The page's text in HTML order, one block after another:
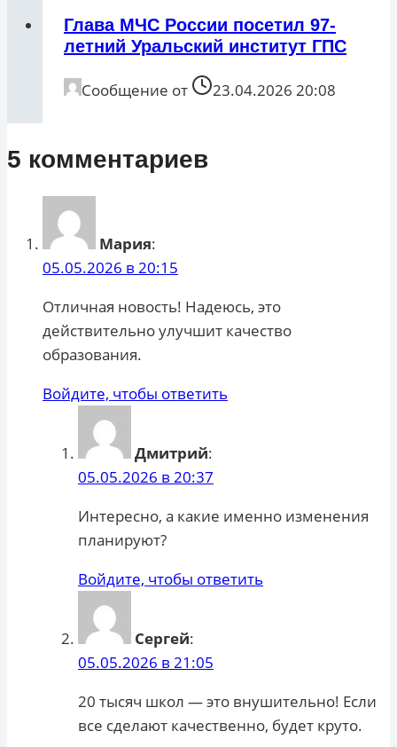
Глава МЧС России посетил 97-
летний Уральский институт ГПС
Сообщение от 23.04.2026 20:08
5 комментариев
Мария:
05.05.2026 в 20:15
Отличная новость! Надеюсь, это
действительно улучшит качество
образования.
Войдите, чтобы ответить
Дмитрий:
05.05.2026 в 20:37
Интересно, а какие именно изменения
планируют?
Войдите, чтобы ответить
Сергей:
05.05.2026 в 21:05
20 тысяч школ — это внушительно! Если
все сделают качественно, будет круто.